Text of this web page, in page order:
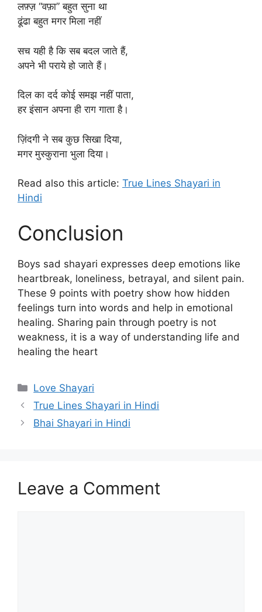
लफ़्ज़ “वफ़ा” बहुत सुना था
ढूंढा बहुत मगर मिला नहीं
सच यही है कि सब बदल जाते हैं,
अपने भी पराये हो जाते हैं।
दिल का दर्द कोई समझ नहीं पाता,
हर इंसान अपना ही राग गाता है।
ज़िंदगी ने सब कुछ सिखा दिया,
मगर मुस्कुराना भुला दिया।
Read also this article: True Lines Shayari in
Hindi
Conclusion
Boys sad shayari expresses deep emotions like
heartbreak, loneliness, betrayal, and silent pain.
These 9 points with poetry show how hidden
feelings turn into words and help in emotional
healing. Sharing pain through poetry is not
weakness, it is a way of understanding life and
healing the heart
Categories
Love Shayari
True Lines Shayari in Hindi
Bhai Shayari in Hindi
Leave a Comment